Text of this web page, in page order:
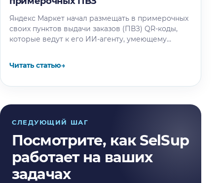
Яндекс Маркет начал размещать в примерочных
своих пунктов выдачи заказов (ПВЗ) QR-коды,
которые ведут к его ИИ-агенту, умеющему
Читать статью→
СЛЕДУЮЩИЙ ШАГ
Посмотрите, как SelSup
работает на ваших
задачах